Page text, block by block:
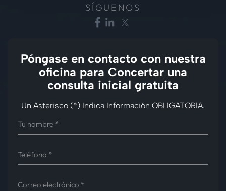
SÍGUENOS
Póngase en contacto con nuestra
oficina para Concertar una
consulta inicial gratuita
Un Asterisco (*) Indica Información OBLIGATORIA.